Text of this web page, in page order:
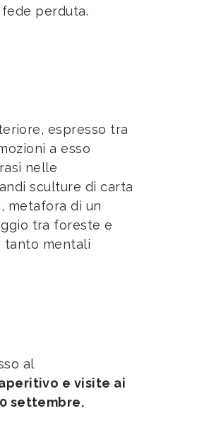
perduta.
espresso tra
a esso
nelle
sculture di carta
metafora di un
tra foreste e
tanto mentali
al
e visite ai
settembre.